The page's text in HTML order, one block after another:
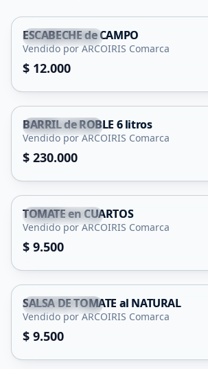
San Francisco
ESCABECHE de CAMPO
Vendido por ARCOIRIS Comarca
$ 12.000
San Francisco
BARRIL de ROBLE 6 litros
Vendido por ARCOIRIS Comarca
$ 230.000
San Francisco
TOMATE en CUARTOS
Vendido por ARCOIRIS Comarca
$ 9.500
San Francisco
SALSA DE TOMATE al NATURAL
Vendido por ARCOIRIS Comarca
$ 9.500